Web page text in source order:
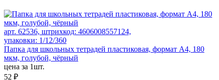
арт. 62536, штрихкод: 4606008557124,
упаковки: 1/12/360
Папка для школьных тетрадей пластиковая, формат А4, 180
мкм, голубой, чёрный
цена за 1шт.
52 ₽